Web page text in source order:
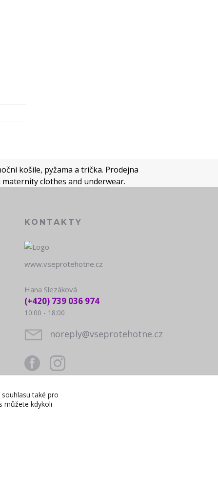
košile, pyžama a trička. Prodejna
clothes and underwear.
KONTAKTY
www.vseprotehotne.cz
Hana Slezáková
(+420) 739 036 974
10:00 - 18:00
noreply@vseprotehotne.cz
také pro
můžete kdykoli